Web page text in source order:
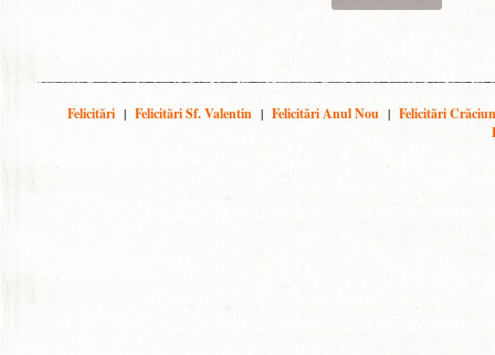
Felicitări | Felicitări Sf. Valentin | Felicitări Anul Nou | Felicitări